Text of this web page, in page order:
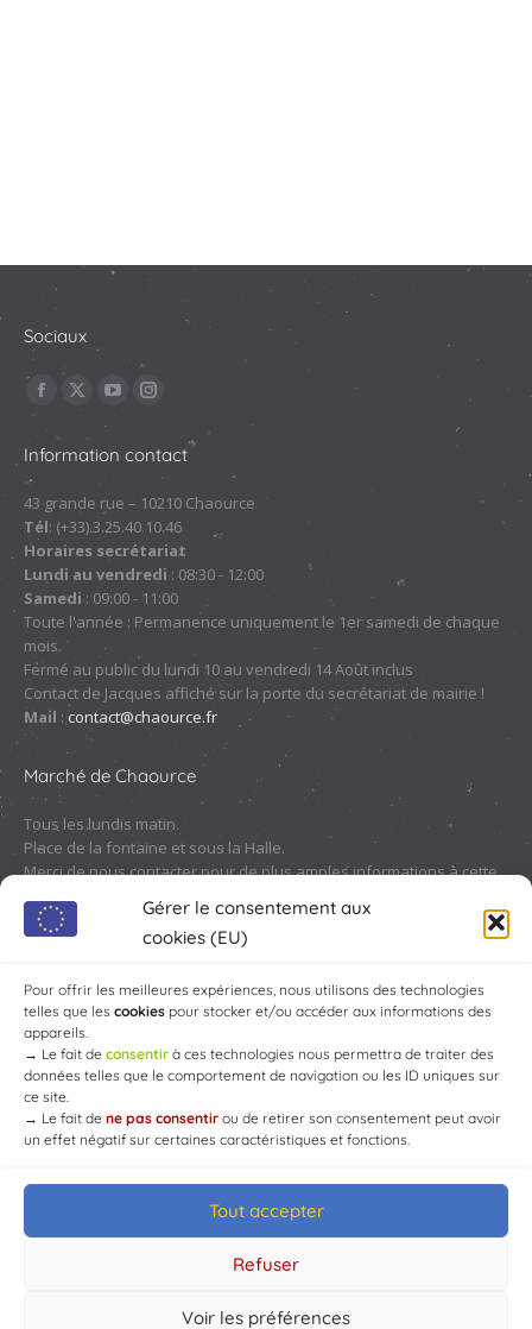
Gérer le consentement aux
cookies (EU)
Pour offrir les meilleures expériences, nous utilisons des technologies
telles que les cookies pour stocker et/ou accéder aux informations des
appareils.
→ Le fait de consentir à ces technologies nous permettra de traiter des
données telles que le comportement de navigation ou les ID uniques sur
ce site.
→ Le fait de ne pas consentir ou de retirer son consentement peut avoir
un effet négatif sur certaines caractéristiques et fonctions.
Tout accepter
Refuser
Voir les préférences
Sociaux
Trouvez nous sur :
La
page
Facebook
s'ouvre
dans
une
nouvelle
fenêtre
La
X
s'ouvre
dans
une
nouvelle
fenêtre
YouTube
s'ouvre
dans
une
nouvelle
fenêtre
La
Instagram
s'ouvre
dans
une
nouvelle
fenêtre
Information contact
43 grande rue – 10210 Chaource
Tél: (+33).3.25.40.10.46
Horaires secrétariat
Lundi au vendredi : 08:30 - 12:00
Samedi : 09:00 - 11:00
Toute l'année : Permanence uniquement le 1er samedi de chaque
mois.
Fermé au public du lundi 10 au vendredi 14 Août inclus
Contact de Jacques affiché sur la porte du secrétariat de mairie !
Mail : contact@chaource.fr
Marché de Chaource
Tous les lundis matin.
Place de la fontaine et sous la Halle.
Merci de nous contacter pour de plus amples informations à cette
© Mairie de Chaource [2004-2024] | Tous droits réservés.
Developed byWEB3-DESIGN